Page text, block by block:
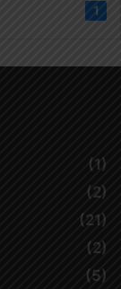
1
(1)
(2)
(21)
(2)
(5)